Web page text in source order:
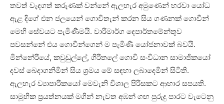
තවත් වැදගත් කරුණක් වන්නේ ඇලහැර අමුණෙන් හරවා යෝධ
ඇළ දිගේ එන ජලයෙන් ගොවිතැන් කරන සිය ගණනක් ගොවීන්
මෙහි සේවයට පැමිණීමයි. වාරිමාර්ග දෙපාර්තමේන්තුව
පවසන්නේ එය ගොවීන්ගෙන් ම පැමිණි යෝජනාවක් බවයි.
මින්නේරියේ, කවුඩුල්ලේ, ගිරිතලේ ගොවි සංවිධාන සාමාජිකයෝ
දවස් බෙදාගනිමින් සිය ශ්‍රමය මේ සඳහා ලබාදෙමින් සිටිති.
ඇලහැර ව්‍යාපාරිකයෝ මෙවැනි විශාල පිරිසකට ආහාර සපයති.
සාමූහික ප්‍රයත්නයක් මගින් නැවත අඹන් ගඟ පුරුදු පාරට වැටෙනු